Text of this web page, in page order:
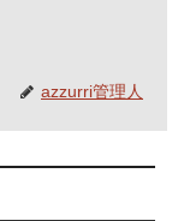
azzurri管理人